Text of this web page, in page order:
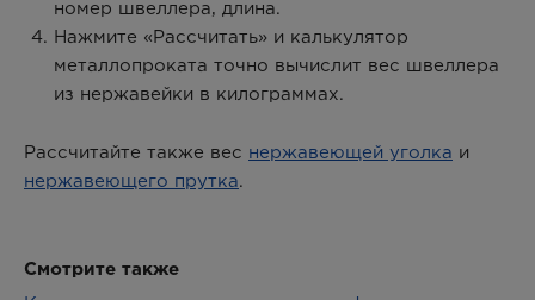
номер швеллера, длина.
Нажмите «Рассчитать» и калькулятор
металлопроката точно вычислит вес швеллера
из нержавейки в килограммах.
Рассчитайте также вес нержавеющей уголка и
нержавеющего прутка.
Смотрите также